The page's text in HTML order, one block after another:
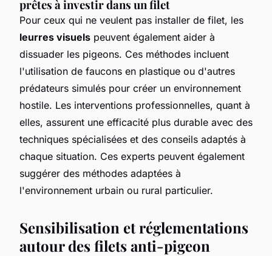
prêtes à investir dans un filet
Pour ceux qui ne veulent pas installer de filet, les
leurres visuels peuvent également aider à
dissuader les pigeons. Ces méthodes incluent
l'utilisation de faucons en plastique ou d'autres
prédateurs simulés pour créer un environnement
hostile. Les interventions professionnelles, quant à
elles, assurent une efficacité plus durable avec des
techniques spécialisées et des conseils adaptés à
chaque situation. Ces experts peuvent également
suggérer des méthodes adaptées à
l'environnement urbain ou rural particulier.
Sensibilisation et réglementations
autour des filets anti-pigeon